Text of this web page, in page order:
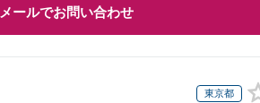
メールでお問い合わせ
東京都